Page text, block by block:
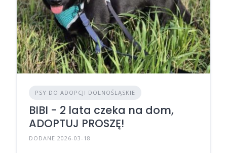
PSY DO ADOPCJI DOLNOŚLĄSKIE
BIBI - 2 lata czeka na dom,
ADOPTUJ PROSZĘ!
DODANE 2026-03-18